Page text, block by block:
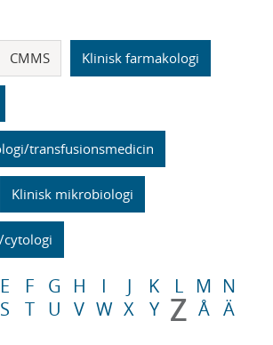
CMMS Klinisk farmakologi
transfusionsmedicin
Klinisk mikrobiologi
cytologi
E F G H I J K L M N
S T U V W X Y Z Å Ä